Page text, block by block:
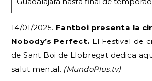
14/01/2025. Fantboi presenta la
Nobody’s Perfect. El Festival de
de Sant Boi de Llobregat dedica
salut mental. (MundoPlus.tv)